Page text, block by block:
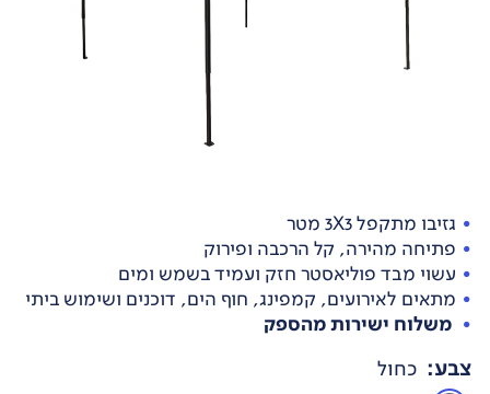
גזיבו מתקפל 3X3 מטר
פתיחה מהירה, קל הרכבה ופירוק
עשוי מבד פוליאסטר חזק ועמיד בשמש ומים
מתאים לאירועים, קמפינג, חוף הים, דוכנים ושימוש ביתי
משלוח ישירות מהספק
צבע: כחול